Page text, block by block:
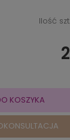
Ilość
KOSZYKA